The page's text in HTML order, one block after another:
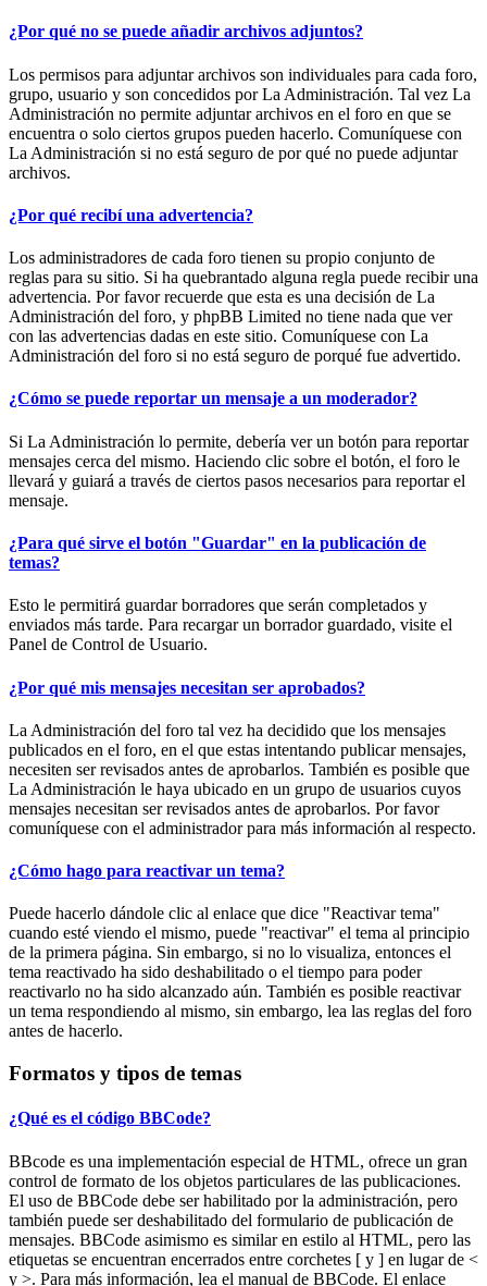
¿Por qué no se puede añadir archivos adjuntos?
Los permisos para adjuntar archivos son individuales para cada foro,
grupo, usuario y son concedidos por La Administración. Tal vez La
Administración no permite adjuntar archivos en el foro en que se
encuentra o solo ciertos grupos pueden hacerlo. Comuníquese con
La Administración si no está seguro de por qué no puede adjuntar
archivos.
¿Por qué recibí una advertencia?
Los administradores de cada foro tienen su propio conjunto de
reglas para su sitio. Si ha quebrantado alguna regla puede recibir una
advertencia. Por favor recuerde que esta es una decisión de La
Administración del foro, y phpBB Limited no tiene nada que ver
con las advertencias dadas en este sitio. Comuníquese con La
Administración del foro si no está seguro de porqué fue advertido.
¿Cómo se puede reportar un mensaje a un moderador?
Si La Administración lo permite, debería ver un botón para reportar
mensajes cerca del mismo. Haciendo clic sobre el botón, el foro le
llevará y guiará a través de ciertos pasos necesarios para reportar el
mensaje.
¿Para qué sirve el botón "Guardar" en la publicación de
temas?
Esto le permitirá guardar borradores que serán completados y
enviados más tarde. Para recargar un borrador guardado, visite el
Panel de Control de Usuario.
¿Por qué mis mensajes necesitan ser aprobados?
La Administración del foro tal vez ha decidido que los mensajes
publicados en el foro, en el que estas intentando publicar mensajes,
necesiten ser revisados antes de aprobarlos. También es posible que
La Administración le haya ubicado en un grupo de usuarios cuyos
mensajes necesitan ser revisados antes de aprobarlos. Por favor
comuníquese con el administrador para más información al respecto.
¿Cómo hago para reactivar un tema?
Puede hacerlo dándole clic al enlace que dice "Reactivar tema"
cuando esté viendo el mismo, puede "reactivar" el tema al principio
de la primera página. Sin embargo, si no lo visualiza, entonces el
tema reactivado ha sido deshabilitado o el tiempo para poder
reactivarlo no ha sido alcanzado aún. También es posible reactivar
un tema respondiendo al mismo, sin embargo, lea las reglas del foro
antes de hacerlo.
Formatos y tipos de temas
¿Qué es el código BBCode?
BBcode es una implementación especial de HTML, ofrece un gran
control de formato de los objetos particulares de las publicaciones.
El uso de BBCode debe ser habilitado por la administración, pero
también puede ser deshabilitado del formulario de publicación de
mensajes. BBCode asimismo es similar en estilo al HTML, pero las
etiquetas se encuentran encerrados entre corchetes [ y ] en lugar de <
y >. Para más información, lea el manual de BBCode. El enlace